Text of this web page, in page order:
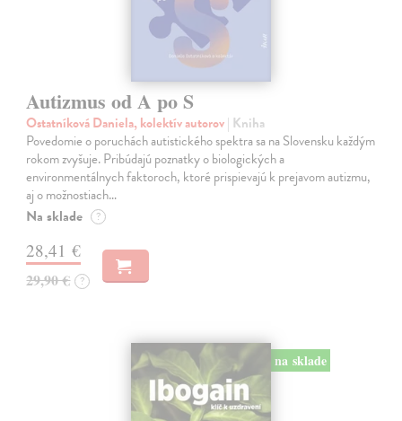
Autizmus od A po S
Ostatníková Daniela, kolektív autorov| Kniha
Povedomie o poruchách autistického spektra sa na Slovensku každým
rokom zvyšuje. Pribúdajú poznatky o biologických a
environmentálnych faktoroch, ktoré prispievajú k prejavom autizmu,
aj o možnostiach…
Na sklade ?
28,41 €
29,90 € ?
na sklade